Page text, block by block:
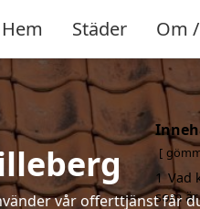
Hem Städer Om
vår offerttjänst får
1 Vad
som